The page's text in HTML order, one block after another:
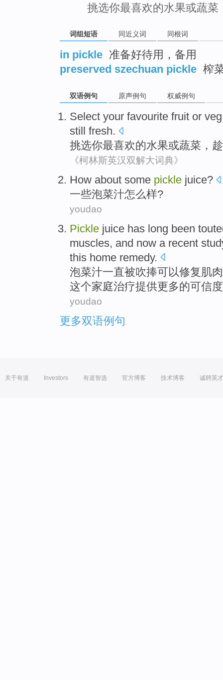
挑选你最喜欢的水果或蔬菜
词组短语 同近义词 同根词
in pickle 准备好待用，备用
preserved szechuan pickle 榨
双语例句 原声例句 权威例句
Select your favourite fruit or veg
still fresh.
挑选你最喜欢的水果或蔬菜 ，趁
《柯林斯英汉双解大词典》
How about some pickle juice?
一些泡菜汁怎么样?
youdao
Pickle juice has long been
muscles, and now a recent
this home remedy.
泡菜汁一直被吹捧可以修复 肌肉
这个家庭治疗提供更多的可信度
youdao
更多双语例句
关于有道 Investors 有道智选 官方博客 技术博客 诚聘英才